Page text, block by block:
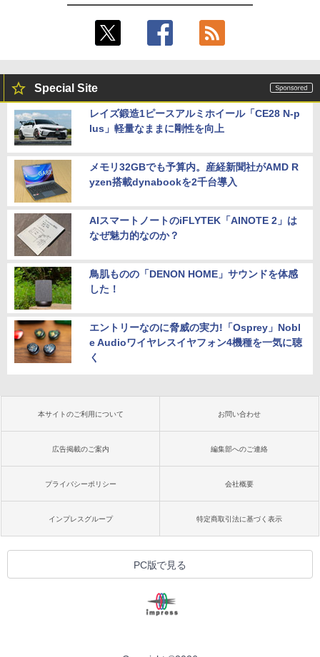
Special Site
レイズ鍛造1ピースアルミホイール「CE28 N-p
lus」軽量なままに剛性を向上
メモリ32GBでも予算内。産経新聞社がAMD R
yzen搭載dynabookを2千台導入
AIスマートノートのiFLYTEK「AINOTE 2」は
なぜ魅力的なのか？
鳥肌ものの「DENON HOME」サウンドを体感
した！
エントリーなのに脅威の実力!「Osprey」Nobl
e Audioワイヤレスイヤフォン4機種を一気に聴
く
本サイトのご利用について お問い合わせ
広告掲載のご案内 編集部へのご連絡
プライバシーポリシー 会社概要
インプレスグループ 特定商取引法に基づく表示
PC版で見る